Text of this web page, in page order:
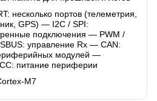
несколько портов (телеметрия,
GPS) — I2C / SPI:
подключения — PWM /
управление Rx — CAN:
модулей —
питание периферии
M7